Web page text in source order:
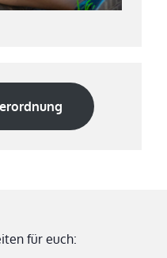
für euch: